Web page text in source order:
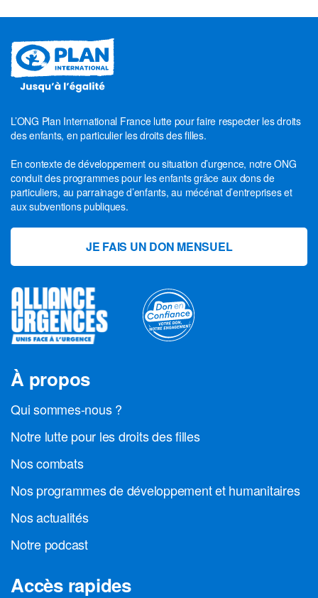
L’ONG Plan International France lutte pour faire respecter les droits
des enfants, en particulier les droits des filles.
En contexte de développement ou situation d’urgence, notre ONG
conduit des programmes pour les enfants grâce aux dons de
particuliers, au parrainage d’enfants, au mécénat d’entreprises et
aux subventions publiques.
JE FAIS UN DON MENSUEL
À propos
Qui sommes-nous ?
Notre lutte pour les droits des filles
Nos combats
Nos programmes de développement et humanitaires
Nos actualités
Notre podcast
Accès rapides